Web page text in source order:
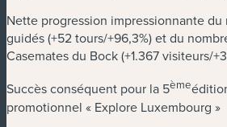
Nette progression impressionnante
guidés (+52 tours/+96,3%) et du
Casemates du Bock (+1.367 visiteurs/
Succès conséquent pour la 5ème
promotionnel « Explore Luxembourg »